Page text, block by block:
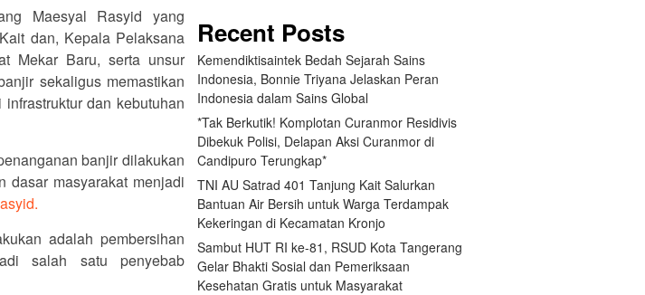
Maesyal Rasyid yang
dan, Kepala Pelaksana
Mekar Baru, serta unsur
sekaligus memastikan
dan kebutuhan
banjir dilakukan
dasar masyarakat menjadi
adalah pembersihan
salah satu penyebab
Recent Posts
Kemendiktisaintek Bedah Sejarah Sains
Indonesia, Bonnie Triyana Jelaskan Peran
Indonesia dalam Sains Global
*Tak Berkutik! Komplotan Curanmor Residivis
Dibekuk Polisi, Delapan Aksi Curanmor di
Candipuro Terungkap*
TNI AU Satrad 401 Tanjung Kait Salurkan
Bantuan Air Bersih untuk Warga Terdampak
Kekeringan di Kecamatan Kronjo
Sambut HUT RI ke-81, RSUD Kota Tangerang
Gelar Bhakti Sosial dan Pemeriksaan
Kesehatan Gratis untuk Masyarakat